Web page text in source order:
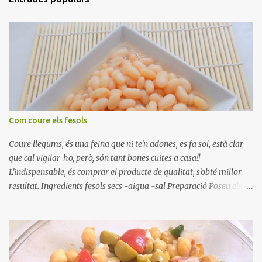
Com coure els fesols
Coure llegums, és una feina que ni te'n adones, es fa sol, està clar
que cal vigilar-ho, però, són tant bones cuites a casa!!
L'indispensable, és comprar el producte de qualitat, s'obté millor
resultat. Ingredients fesols secs -aigua -sal Preparació Poseu els
quan arrenca el bull, canvieu l'aigua bullint, per aigua freda,
repetiu dues o tres vegades, abaixeu el foc i atureu la ebullició, dues
o tres vegades afegint aigua freda, han de coure a foc baix, quasi